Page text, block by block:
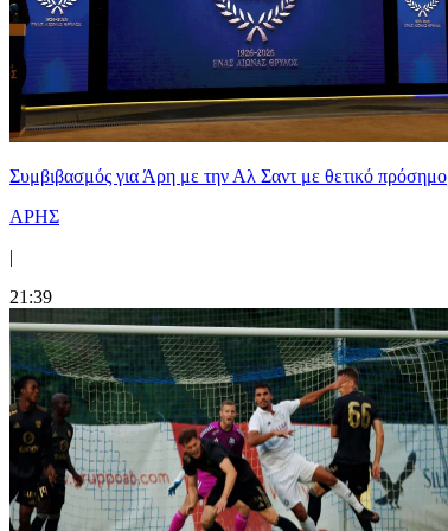
Συμβιβασμός για Άρη με την Αλ Σαντ με θετικό πρόσημο
ΑΡΗΣ
|
21:39